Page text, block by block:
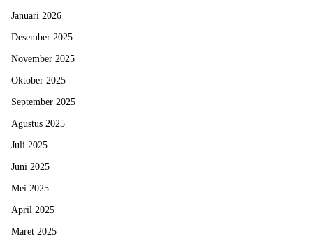
Januari 2026
Desember 2025
November 2025
Oktober 2025
September 2025
Agustus 2025
Juli 2025
Juni 2025
Mei 2025
April 2025
Maret 2025